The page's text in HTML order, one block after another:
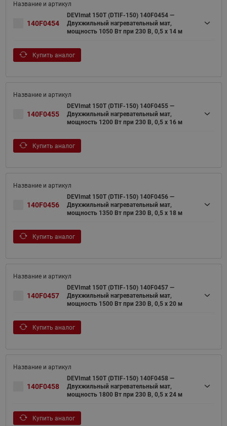
140F0454
DEVImat 150T (DTIF-150) 140F0454 —
Двухжильный нагревательный мат,
мощность 1050 Вт при 230 В, 0,5 х 14 м
Купить аналог
140F0455
DEVImat 150T (DTIF-150) 140F0455 —
Двухжильный нагревательный мат,
мощность 1200 Вт при 230 В, 0,5 х 16 м
Купить аналог
140F0456
DEVImat 150T (DTIF-150) 140F0456 —
Двухжильный нагревательный мат,
мощность 1350 Вт при 230 В, 0,5 х 18 м
Купить аналог
140F0457
DEVImat 150T (DTIF-150) 140F0457 —
Двухжильный нагревательный мат,
мощность 1500 Вт при 230 В, 0,5 х 20 м
Купить аналог
140F0458
DEVImat 150T (DTIF-150) 140F0458 —
Двухжильный нагревательный мат,
мощность 1800 Вт при 230 В, 0,5 х 24 м
Купить аналог